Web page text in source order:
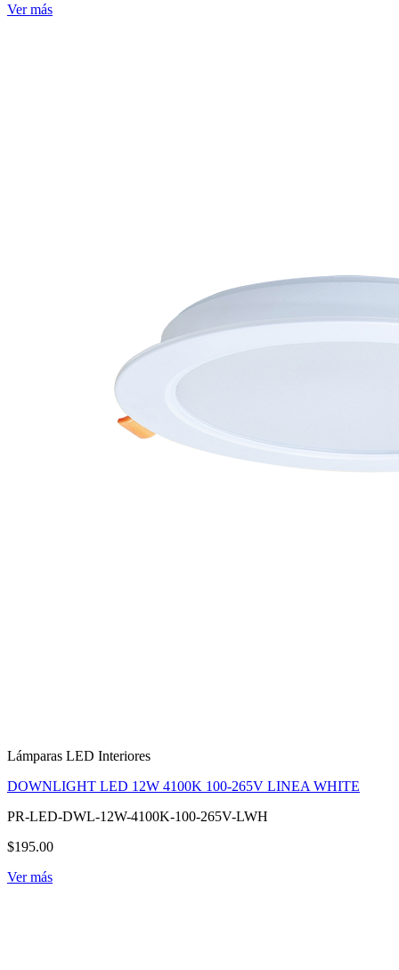
Ver más
Lámparas LED Interiores
DOWNLIGHT LED 12W 4100K 100-265V LINEA WHITE
PR-LED-DWL-12W-4100K-100-265V-LWH
$195.00
Ver más